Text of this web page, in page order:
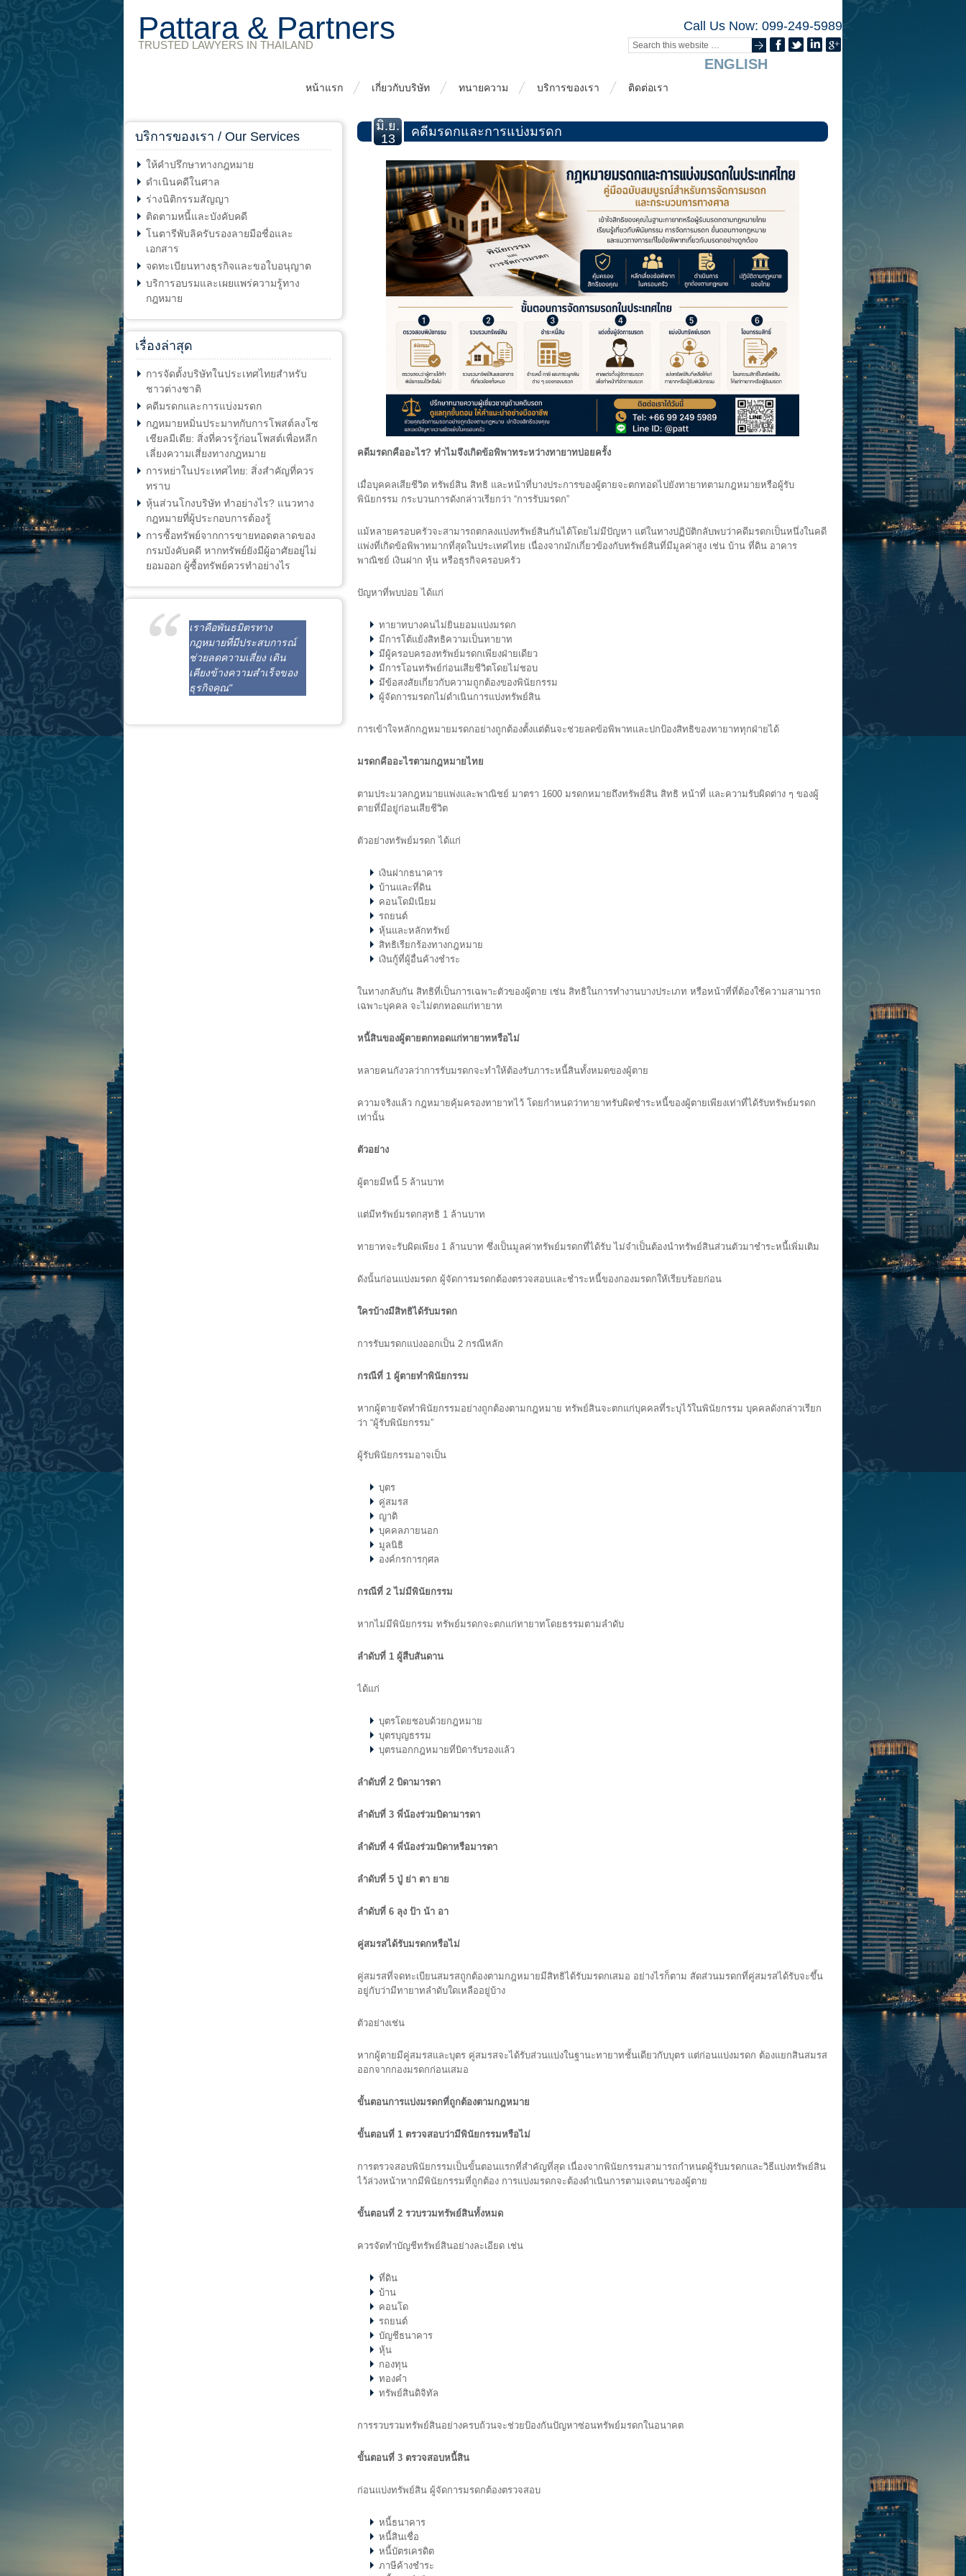
Pattara & Partners
TRUSTED LAWYERS IN THAILAND
Call Us Now: 099-249-5989
ENGLISH
หน้าแรก เกี่ยวกับบริษัท ทนายความ บริการของเรา ติดต่อเรา
มิ.ย.
13
คดีมรดกและการแบ่งมรดก
คดีมรดกคืออะไร? ทำไมจึงเกิดข้อพิพาทระหว่างทายาทบ่อยครั้ง
เมื่อบุคคลเสียชีวิต ทรัพย์สิน สิทธิ และหน้าที่บางประการของผู้ตายจะตกทอดไปยังทายาทตามกฎหมายหรือผู้รับ
พินัยกรรม กระบวนการดังกล่าวเรียกว่า “การรับมรดก”
แม้หลายครอบครัวจะสามารถตกลงแบ่งทรัพย์สินกันได้โดยไม่มีปัญหา แต่ในทางปฏิบัติกลับพบว่าคดีมรดกเป็นหนึ่งในคดี
แพ่งที่เกิดข้อพิพาทมากที่สุดในประเทศไทย เนื่องจากมักเกี่ยวข้องกับทรัพย์สินที่มีมูลค่าสูง เช่น บ้าน ที่ดิน อาคาร
พาณิชย์ เงินฝาก หุ้น หรือธุรกิจครอบครัว
ปัญหาที่พบบ่อย ได้แก่
ทายาทบางคนไม่ยินยอมแบ่งมรดก
มีการโต้แย้งสิทธิความเป็นทายาท
มีผู้ครอบครองทรัพย์มรดกเพียงฝ่ายเดียว
มีการโอนทรัพย์ก่อนเสียชีวิตโดยไม่ชอบ
มีข้อสงสัยเกี่ยวกับความถูกต้องของพินัยกรรม
ผู้จัดการมรดกไม่ดำเนินการแบ่งทรัพย์สิน
การเข้าใจหลักกฎหมายมรดกอย่างถูกต้องตั้งแต่ต้นจะช่วยลดข้อพิพาทและปกป้องสิทธิของทายาททุกฝ่ายได้
มรดกคืออะไรตามกฎหมายไทย
ตามประมวลกฎหมายแพ่งและพาณิชย์ มาตรา 1600 มรดกหมายถึงทรัพย์สิน สิทธิ หน้าที่ และความรับผิดต่าง ๆ ของผู้
ตายที่มีอยู่ก่อนเสียชีวิต
ตัวอย่างทรัพย์มรดก ได้แก่
เงินฝากธนาคาร
บ้านและที่ดิน
คอนโดมิเนียม
รถยนต์
หุ้นและหลักทรัพย์
สิทธิเรียกร้องทางกฎหมาย
เงินกู้ที่ผู้อื่นค้างชำระ
ในทางกลับกัน สิทธิที่เป็นการเฉพาะตัวของผู้ตาย เช่น สิทธิในการทำงานบางประเภท หรือหน้าที่ที่ต้องใช้ความสามารถ
เฉพาะบุคคล จะไม่ตกทอดแก่ทายาท
หนี้สินของผู้ตายตกทอดแก่ทายาทหรือไม่
หลายคนกังวลว่าการรับมรดกจะทำให้ต้องรับภาระหนี้สินทั้งหมดของผู้ตาย
ความจริงแล้ว กฎหมายคุ้มครองทายาทไว้ โดยกำหนดว่าทายาทรับผิดชำระหนี้ของผู้ตายเพียงเท่าที่ได้รับทรัพย์มรดก
เท่านั้น
ตัวอย่าง
ผู้ตายมีหนี้ 5 ล้านบาท
แต่มีทรัพย์มรดกสุทธิ 1 ล้านบาท
ทายาทจะรับผิดเพียง 1 ล้านบาท ซึ่งเป็นมูลค่าทรัพย์มรดกที่ได้รับ ไม่จำเป็นต้องนำทรัพย์สินส่วนตัวมาชำระหนี้เพิ่มเติม
ดังนั้นก่อนแบ่งมรดก ผู้จัดการมรดกต้องตรวจสอบและชำระหนี้ของกองมรดกให้เรียบร้อยก่อน
ใครบ้างมีสิทธิได้รับมรดก
การรับมรดกแบ่งออกเป็น 2 กรณีหลัก
กรณีที่ 1 ผู้ตายทำพินัยกรรม
หากผู้ตายจัดทำพินัยกรรมอย่างถูกต้องตามกฎหมาย ทรัพย์สินจะตกแก่บุคคลที่ระบุไว้ในพินัยกรรม บุคคลดังกล่าวเรียก
ว่า “ผู้รับพินัยกรรม”
ผู้รับพินัยกรรมอาจเป็น
บุตร
คู่สมรส
ญาติ
บุคคลภายนอก
มูลนิธิ
องค์กรการกุศล
กรณีที่ 2ไม่มีพินัยกรรม
หากไม่มีพินัยกรรม ทรัพย์มรดกจะตกแก่ทายาทโดยธรรมตามลำดับ
ลำดับที่ 1 ผู้สืบสันดาน
ได้แก่
บุตรโดยชอบด้วยกฎหมาย
บุตรบุญธรรม
บุตรนอกกฎหมายที่บิดารับรองแล้ว
ลำดับที่ 2 บิดามารดา
ลำดับที่ 3 พี่น้องร่วมบิดามารดา
ลำดับที่ 4 พี่น้องร่วมบิดาหรือมารดา
ลำดับที่ 5 ปู่ ย่า ตา ยาย
ลำดับที่ 6 ลุง ป้า น้า อา
คู่สมรสได้รับมรดกหรือไม่
คู่สมรสที่จดทะเบียนสมรสถูกต้องตามกฎหมายมีสิทธิได้รับมรดกเสมอ อย่างไรก็ตาม สัดส่วนมรดกที่คู่สมรสได้รับจะขึ้น
อยู่กับว่ามีทายาทลำดับใดเหลืออยู่บ้าง
ตัวอย่างเช่น
หากผู้ตายมีคู่สมรสและบุตร คู่สมรสจะได้รับส่วนแบ่งในฐานะทายาทชั้นเดียวกับบุตร แต่ก่อนแบ่งมรดก ต้องแยกสินสมรส
ออกจากกองมรดกก่อนเสมอ
ขั้นตอนการแบ่งมรดกที่ถูกต้องตามกฎหมาย
ขั้นตอนที่ 1 ตรวจสอบว่ามีพินัยกรรมหรือไม่
การตรวจสอบพินัยกรรมเป็นขั้นตอนแรกที่สำคัญที่สุด เนื่องจากพินัยกรรมสามารถกำหนดผู้รับมรดกและวิธีแบ่งทรัพย์สิน
ไว้ล่วงหน้าหากมีพินัยกรรมที่ถูกต้อง การแบ่งมรดกจะต้องดำเนินการตามเจตนาของผู้ตาย
ขั้นตอนที่ 2 รวบรวมทรัพย์สินทั้งหมด
ควรจัดทำบัญชีทรัพย์สินอย่างละเอียด เช่น
ที่ดิน
บ้าน
คอนโด
รถยนต์
บัญชีธนาคาร
หุ้น
กองทุน
ทองคำ
ทรัพย์สินดิจิทัล
การรวบรวมทรัพย์สินอย่างครบถ้วนจะช่วยป้องกันปัญหาซ่อนทรัพย์มรดกในอนาคต
ขั้นตอนที่ 3 ตรวจสอบหนี้สิน
ก่อนแบ่งทรัพย์สิน ผู้จัดการมรดกต้องตรวจสอบ
หนี้ธนาคาร
หนี้สินเชื่อ
หนี้บัตรเครดิต
ภาษีค้างชำระ
บริการของเรา / Our Services
ให้คำปรึกษาทางกฎหมาย
ดำเนินคดีในศาล
ร่างนิติกรรมสัญญา
ติดตามหนี้และบังคับคดี
โนตารีพับลิครับรองลายมือชื่อและ
เอกสาร
จดทะเบียนทางธุรกิจและขอใบอนุญาต
บริการอบรมและเผยแพร่ความรู้ทาง
กฎหมาย
เรื่องล่าสุด
การจัดตั้งบริษัทในประเทศไทยสำหรับ
ชาวต่างชาติ
คดีมรดกและการแบ่งมรดก
กฎหมายหมิ่นประมาทกับการโพสต์ลงโซ
เชียลมีเดีย: สิ่งที่ควรรู้ก่อนโพสต์เพื่อหลีก
เลี่ยงความเสี่ยงทางกฎหมาย
การหย่าในประเทศไทย: สิ่งสำคัญที่ควร
ทราบ
หุ้นส่วนโกงบริษัท ทำอย่างไร? แนวทาง
กฎหมายที่ผู้ประกอบการต้องรู้
การซื้อทรัพย์จากการขายทอดตลาดของ
กรมบังคับคดี หากทรัพย์ยังมีผู้อาศัยอยู่ไม่
ยอมออก ผู้ซื้อทรัพย์ควรทำอย่างไร
เราคือพันธมิตรทาง
กฎหมายที่มีประสบการณ์
ช่วยลดความเสี่ยง เดิน
เคียงข้างความสำเร็จของ
ธุรกิจคุณ"